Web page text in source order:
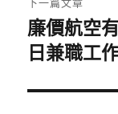
下
一
文
廉價航空
日兼職工